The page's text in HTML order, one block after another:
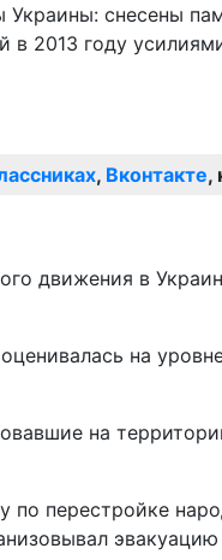
снесены
2013 году
, Вконтакте,
движения в
на
на
перестройке